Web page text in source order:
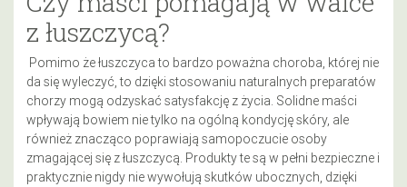
z łuszczycą?
Pomimo że łuszczyca to bardzo poważna choroba, której nie
da się wyleczyć, to dzięki stosowaniu naturalnych preparatów
chorzy mogą odzyskać satysfakcję z życia. Solidne maści
wpływają bowiem nie tylko na ogólną kondycję skóry, ale
również znacząco poprawiają samopoczucie osoby
zmagającej się z łuszczycą. Produkty te są w pełni bezpieczne i
praktycznie nigdy nie wywołują skutków ubocznych, dzięki